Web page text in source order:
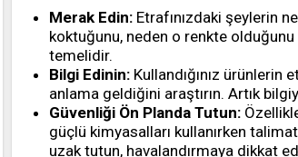
Merak Edin: Etrafınızdaki şeylerin
koktuğunu, neden o renkte
temelidir.
Bilgi Edinin: Kullandığınız
anlama geldiğini araştırın. Artık
Güvenliği Ön Planda Tutun:
güçlü kimyasalları kullanırken
uzak tutun, havalandırmaya dikkat